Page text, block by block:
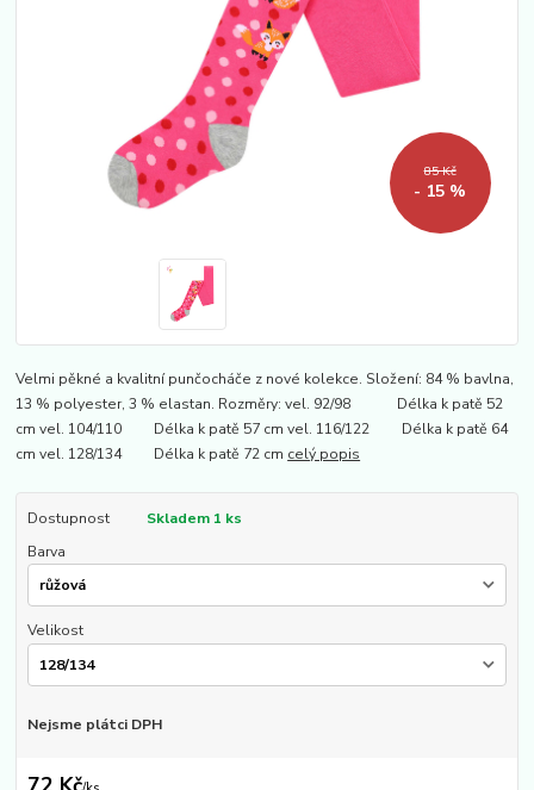
85 Kč
- 15 %
Velmi pěkné a kvalitní punčocháče z nové kolekce. Složení: 84 % bavlna,
13 % polyester, 3 % elastan. Rozměry: vel. 92/98 Délka k patě 52
cm vel. 104/110 Délka k patě 57 cm vel. 116/122 Délka k patě 64
cm vel. 128/134 Délka k patě 72 cm celý popis
Dostupnost
Skladem 1 ks
Barva
Velikost
Nejsme plátci DPH